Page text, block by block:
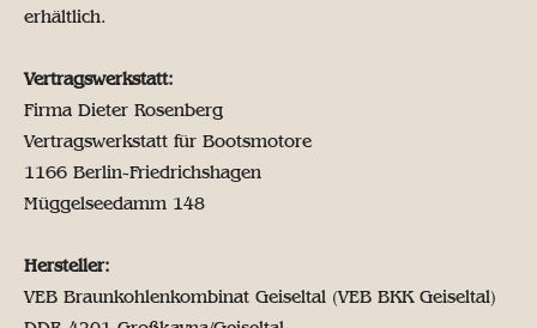
erhältlich.
Vertragswerkstatt:
Firma Dieter Rosenberg
Vertragswerkstatt für Bootsmotore
1166 Berlin-Friedrichshagen
Müggelseedamm 148
Hersteller:
VEB Braunkohlenkombinat Geiseltal (VEB BKK Geiseltal)